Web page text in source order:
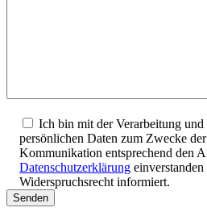
Ich bin mit der Verarbeitung und
persönlichen Daten zum Zwecke
Kommunikation entsprechend den
Datenschutzerklärung
Widerspruchsrecht informiert.